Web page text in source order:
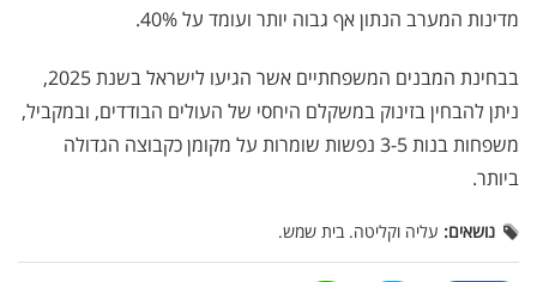
מדינות המערב הנתון אף גבוה יותר ועומד על 40%
.
בבחינת המבנים המשפחתיים אשר הגיעו לישראל בשנת 2025,
ניתן להבחין בזינוק במשקלם היחסי של העולים הבודדים, ובמקביל,
משפחות בנות 3-5 נפשות שומרות על מקומן כקבוצה הגדולה
ביותר.
נושאים: עליה וקליטה. בית שמש.